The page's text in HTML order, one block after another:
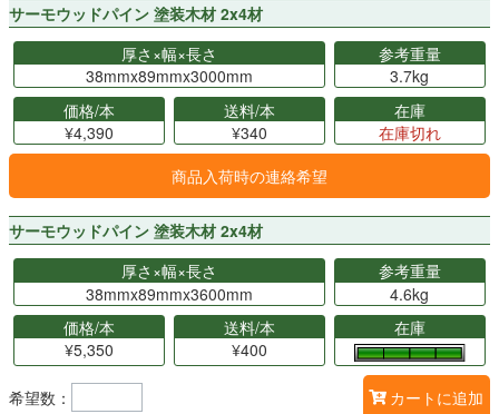
サーモウッドパイン 塗装木材 2x4材
厚さ×幅×長さ
38mmx89mmx3000mm
参考重量
3.7kg
価格/本
¥4,390
送料/本
¥340
在庫
在庫切れ
商品入荷時の連絡希望
サーモウッドパイン 塗装木材 2x4材
厚さ×幅×長さ
38mmx89mmx3600mm
参考重量
4.6kg
価格/本
¥5,350
送料/本
¥400
在庫
希望数： カートに追加